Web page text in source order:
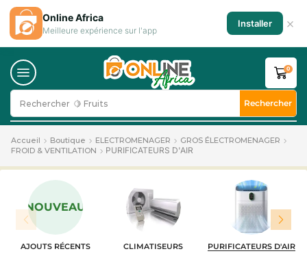
Rechercher 🍋 Fruits Rechercher
0
Accueil Boutique ELECTROMENAGER
GROS ÉLECTROMENAGER
FROID & VENTILATION
PURIFICATEURS D'AIR
NOUVEAU
AJOUTS RÉCENTS CLIMATISEURS PURIFICATEURS D'AIR
Online Africa
Meilleure expérience sur l'app
Installer ×